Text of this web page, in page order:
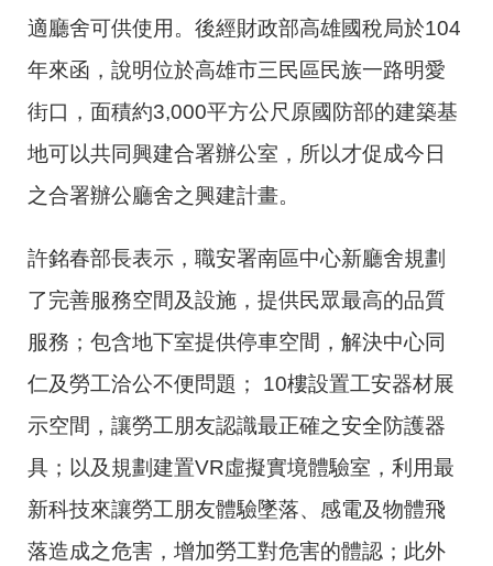
適廳舍可供使用。後經財政部高雄國稅局於104
年來函，說明位於高雄市三民區民族一路明愛
街口，面積約3,000平方公尺原國防部的建築基
地可以共同興建合署辦公室，所以才促成今日
之合署辦公廳舍之興建計畫。
許銘春部長表示，職安署南區中心新廳舍規劃
了完善服務空間及設施，提供民眾最高的品質
服務；包含地下室提供停車空間，解決中心同
仁及勞工洽公不便問題；
10樓設置工安器材展
示空間，讓勞工朋友認識最正確之安全防護器
具；以及規劃建置VR虛擬實境體驗室，利用最
新科技來讓勞工朋友體驗墜落、感電及物體飛
落造成之危害，增加勞工對危害的體認；此外